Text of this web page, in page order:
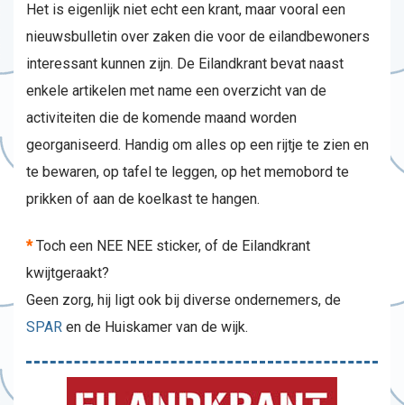
Het is eigenlijk niet echt een krant, maar vooral een
nieuwsbulletin over zaken die voor de eilandbewoners
interessant kunnen zijn. De Eilandkrant bevat naast
enkele artikelen met name een overzicht van de
activiteiten die de komende maand worden
georganiseerd. Handig om alles op een rijtje te zien en
te bewaren, op tafel te leggen, op het memobord te
prikken of aan de koelkast te hangen.
*Toch een NEE NEE sticker, of de Eilandkrant
kwijtgeraakt?
Geen zorg, hij ligt ook bij diverse ondernemers, de
SPAR en de Huiskamer van de wijk.